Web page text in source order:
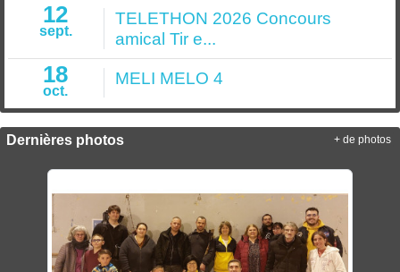
12
sept.
TELETHON 2026 Concours
amical Tir e...
18
oct.
MELI MELO 4
Dernières photos + de photos